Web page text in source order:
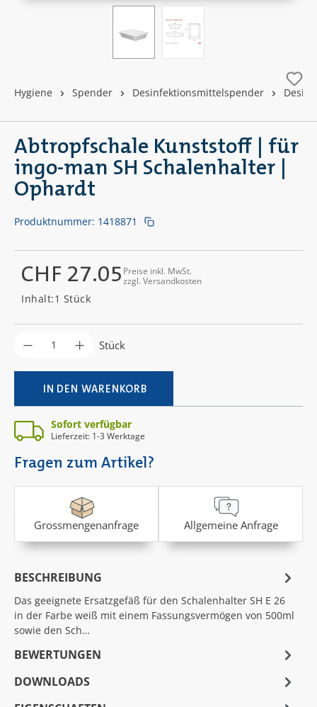
Hygiene Spender Desinfektionsmittelspender
Abtropfschale Kunststoff | für
ingo-man SH Schalenhalter |
Ophardt
Regulärer Preis:
CHF 27.05 Preise inkl. MwSt.
zzgl. Versandkosten
Inhalt:1 Stück
Produkt Anzahl: Gib den gewünschten
Stück
IN DEN WARENKORB
Sofort verfügbar
Lieferzeit: 1-3 Werktage
Produktnummer: 1418871
Fragen zum Artikel?
Grossmengenanfrage Allgemeine Anfrage
BESCHREIBUNG
Das geeignete Ersatzgefäß für den Schalenhalter SH E 26
in der Farbe weiß mit einem Fassungsvermögen von 500ml
sowie den Sch…
BEWERTUNGEN
DOWNLOADS